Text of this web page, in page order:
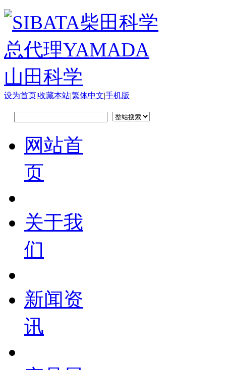
设为首页|收藏本站|繁体中文|手机版
网站首
页
关于我
们
新闻资
讯